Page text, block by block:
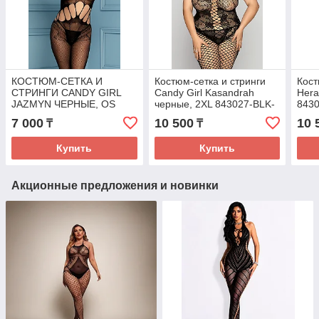
КОСТЮМ-СЕТКА И
СТРИНГИ CANDY GIRL
JAZMYN ЧЕРНЫЕ, OS
7 000 ₸
Купить
Костюм-сетка и стринги
Candy Girl Kasandrah
черные, 2XL 843027-BLK-
10 500₸
Купить
10
Акционные предложения и новинки